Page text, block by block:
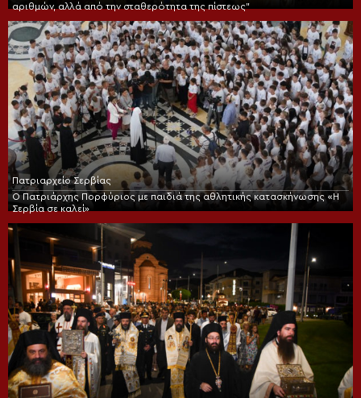
αριθμών, αλλά από την σταθερότητα της πίστεως”
Πατριαρχείο Σερβίας
Ο Πατριάρχης Πορφύριος με παιδιά της αθλητικής κατασκήνωσης «Η
Σερβία σε καλεί»